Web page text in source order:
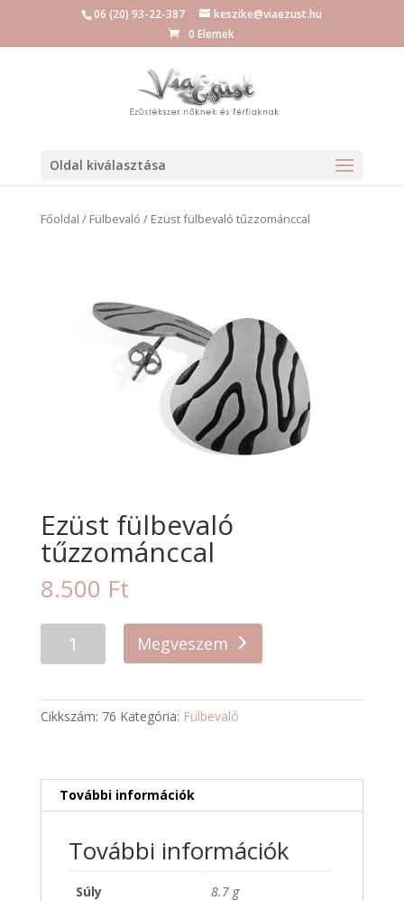
06 (20) 93-22-387
keszike@viaezust.hu
0 Elemek
Oldal kiválasztása
Főoldal / Fülbevaló / Ezüst fülbevaló tűzzománccal
Ezüst fülbevaló
tűzzománccal
8.500 Ft
Megveszem
Cikkszám: 76 Kategória: Fülbevaló
További információk
További információk
Súly 8.7 g